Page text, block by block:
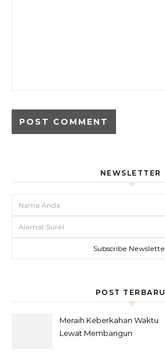
NEWSLETTER
POST TERBARU
Meraih Keberkahan Waktu
Lewat Membangun